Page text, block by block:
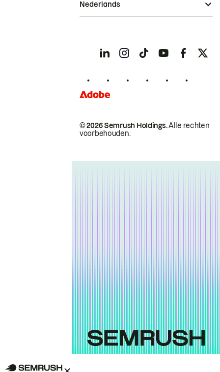
© 2026 Semrush Holdings.Alle rechten
voorbehouden.
Nederlands